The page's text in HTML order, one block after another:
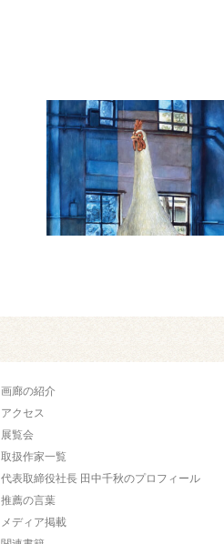
画廊の紹介
アクセス
展覧会
取扱作家一覧
代表取締役社長 田中千秋のプロフィール
推薦の言葉
メディア掲載